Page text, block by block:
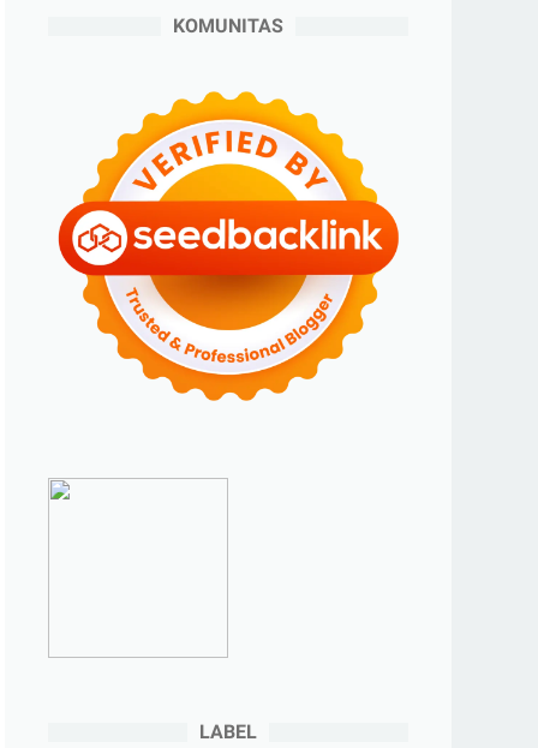
(2)
Maret 2024(2)
►
Februari 2024(6)
►Januari 2024(2)
►2023(70)
►Desember 2023(5)
►November 2023
(6)
►Oktober 2023(6)
September 2023(4)
KOMUNITAS
LABEL